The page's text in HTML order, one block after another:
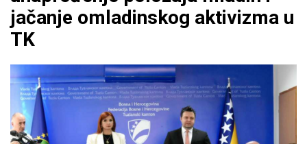
jačanje omladinskog aktivizma u
TK